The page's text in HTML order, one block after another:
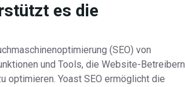
es die
(SEO) von
und Tools, die Website-Betreibern
optimieren. Yoast SEO ermöglicht die